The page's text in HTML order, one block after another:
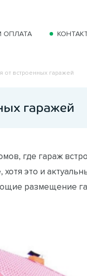
ОПЛАТА
от встроенных гаражей
гаражей
где гараж
это и
размещение